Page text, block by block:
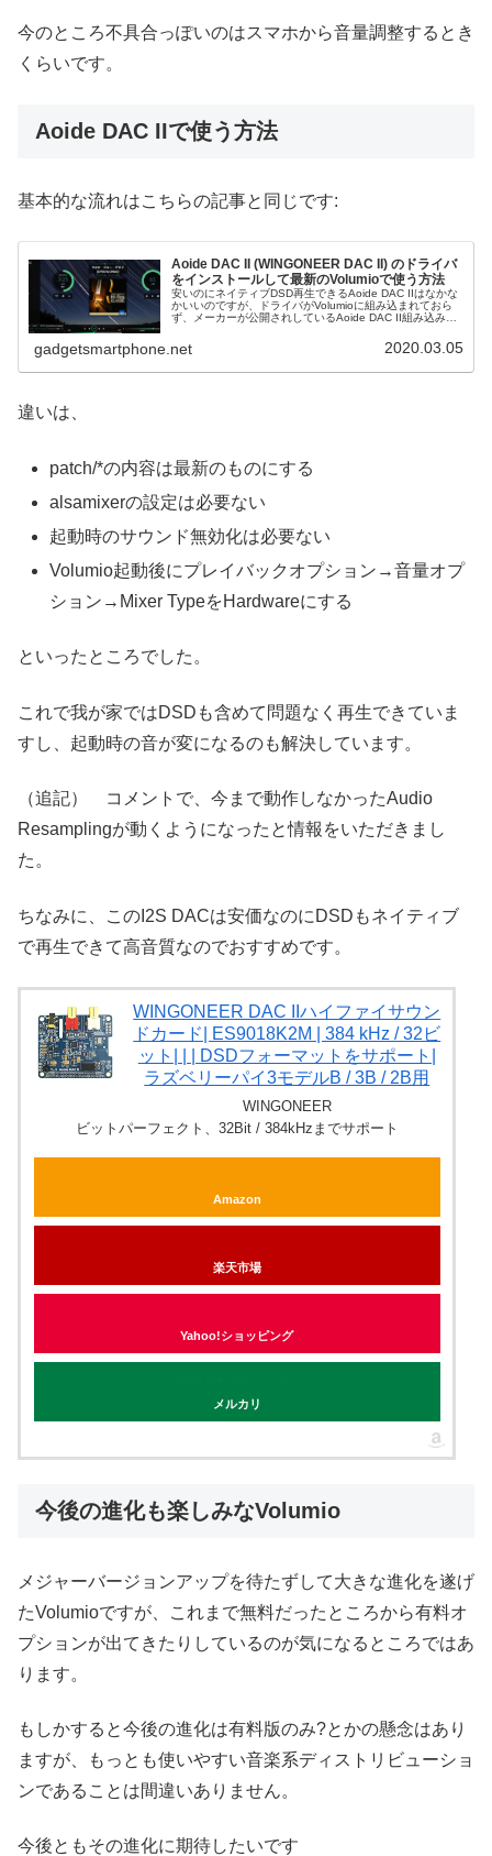
今のところ不具合っぽいのはスマホから音量調整するとき
くらいです。
Aoide DAC IIで使う方法
基本的な流れはこちらの記事と同じです:
Aoide DAC II (WINGONEER DAC II) のドライバ
をインストールして最新のVolumioで使う方法
安いのにネイティブDSD再生できるAoide DAC IIはなかな
かいいのですが、ドライバがVolumioに組み込まれておら
ず、メーカーが公開されしているAoide DAC II組み込み済
gadgetsmartphone.net 2020.03.05
違いは、
patch/*の内容は最新のものにする
alsamixerの設定は必要ない
起動時のサウンド無効化は必要ない
Volumio起動後にプレイバックオプション→音量オプ
ション→Mixer TypeをHardwareにする
といったところでした。
これで我が家ではDSDも含めて問題なく再生できていま
すし、起動時の音が変になるのも解決しています。
（追記） コメントで、今まで動作しなかったAudio
Resamplingが動くようになったと情報をいただきまし
た。
ちなみに、このI2S DACは安価なのにDSDもネイティブ
で再生できて高音質なのでおすすめです。
WINGONEER DAC IIハイファイサウン
ドカード| ES9018K2M | 384 kHz / 32ビ
ット| | | DSDフォーマットをサポート|
ラズベリーパイ3モデルB / 3B / 2B用
WINGONEER
ビットパーフェクト、32Bit / 384kHzまでサポート
Amazon
楽天市場
Yahoo!ショッピング
メルカリ
今後の進化も楽しみなVolumio
メジャーバージョンアップを待たずして大きな進化を遂げ
たVolumioですが、これまで無料だったところから有料オ
プションが出てきたりしているのが気になるところではあ
ります。
もしかすると今後の進化は有料版のみ?とかの懸念はあり
ますが、もっとも使いやすい音楽系ディストリビューショ
ンであることは間違いありません。
今後ともその進化に期待したいです